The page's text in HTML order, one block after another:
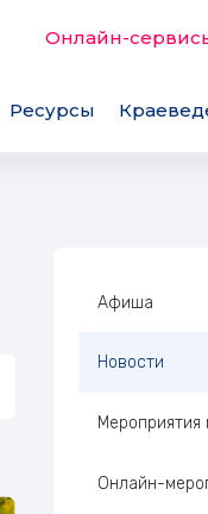
Онлайн-
Ресурсы
Афиша
Новости
Мероприятия
Онлайн-